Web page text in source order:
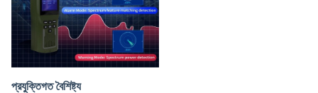
প্রযুক্তিগত বৈশিষ্ট্য